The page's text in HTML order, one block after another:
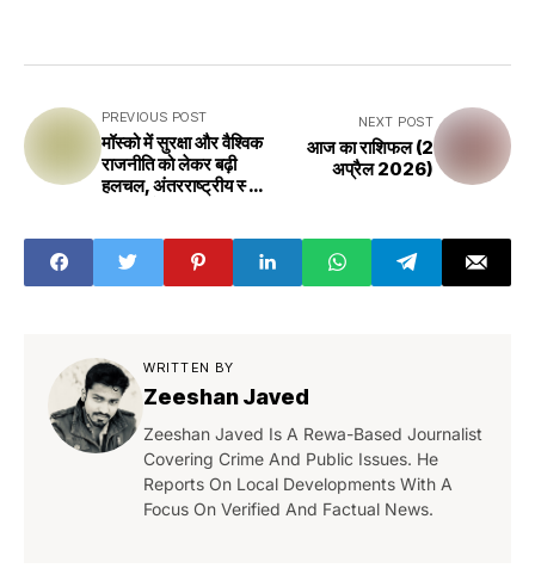
PREVIOUS POST
मॉस्को में सुरक्षा और वैश्विक
राजनीति को लेकर बढ़ी
हलचल, अंतरराष्ट्रीय स्तर
NEXT POST
आज का राशिफल (2
अप्रैल 2026)
WRITTEN BY
Zeeshan Javed
Zeeshan Javed Is A Rewa-Based Journalist
Covering Crime And Public Issues. He
Reports On Local Developments With A
Focus On Verified And Factual News.